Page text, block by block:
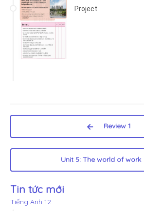
Project
Review 1
Unit 5: The world of work
Tin tức mới
Tiếng Anh 12